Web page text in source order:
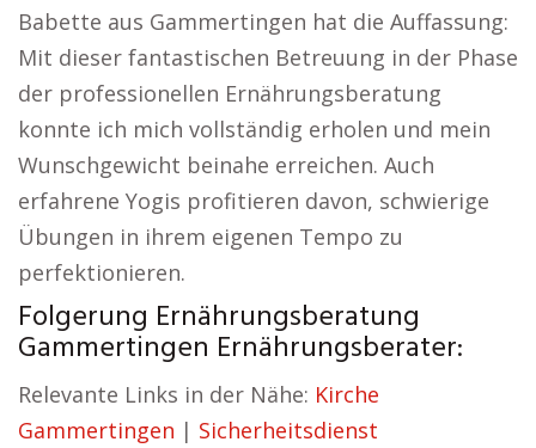
Babette aus Gammertingen hat die Auffassung:
Mit dieser fantastischen Betreuung in der Phase
der professionellen Ernährungsberatung
konnte ich mich vollständig erholen und mein
Wunschgewicht beinahe erreichen. Auch
erfahrene Yogis profitieren davon, schwierige
Übungen in ihrem eigenen Tempo zu
perfektionieren.
Folgerung Ernährungsberatung
Gammertingen Ernährungsberater:
Relevante Links in der Nähe: Kirche
Gammertingen | Sicherheitsdienst